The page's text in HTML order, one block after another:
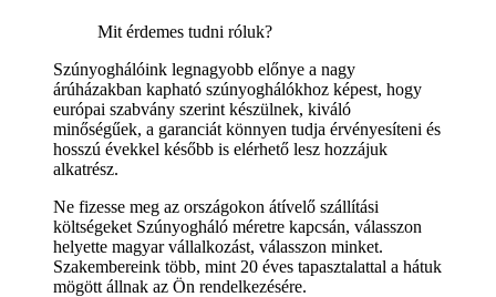
Mit érdemes tudni róluk?
Szúnyoghálóink legnagyobb előnye a nagy
árúházakban kapható szúnyoghálókhoz képest, hogy
európai szabvány szerint készülnek, kiváló
minőségűek, a garanciát könnyen tudja érvényesíteni és
hosszú évekkel később is elérhető lesz hozzájuk
alkatrész.
Ne fizesse meg az országokon átívelő szállítási
költségeket Szúnyogháló méretre kapcsán, válasszon
helyette magyar vállalkozást, válasszon minket.
Szakembereink több, mint 20 éves tapasztalattal a hátuk
mögött állnak az Ön rendelkezésére.